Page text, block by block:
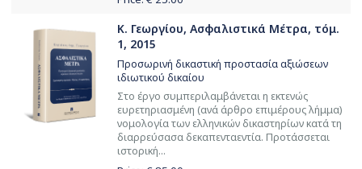
Κ. Γεωργίου, Ασφαλιστικά Μέτρα, τόμ.
1, 2015
Προσωρινή δικαστική προστασία αξιώσεων
ιδιωτικού δικαίου
Στο έργο συμπεριλαμβάνεται η εκτενώς
ευρετηριασμένη (ανά άρθρο επιμέρους λήμμα)
νομολογία των ελληνικών δικαστηρίων κατά τη
διαρρεύσασα δεκαπενταεντία. Προτάσσεται
ιστορική...